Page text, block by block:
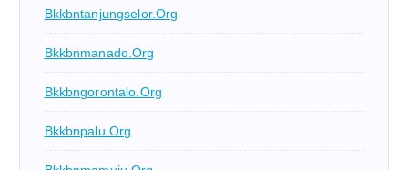
Bkkbntanjungselor.org
Bkkbnmanado.org
Bkkbngorontalo.org
Bkkbnpalu.org